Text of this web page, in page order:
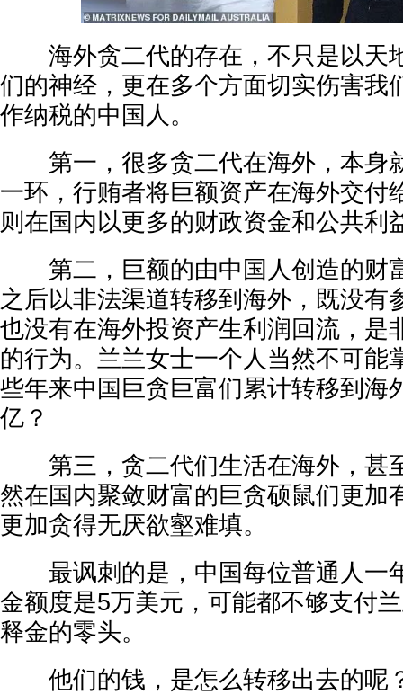
海外贪二代的存在，不只是以天
们的神经，更在多个方面切实伤害我
作纳税的中国人。
第一，很多贪二代在海外，本身
一环，行贿者将巨额资产在海外交付
则在国内以更多的财政资金和公共利
第二，巨额的由中国人创造的财
之后以非法渠道转移到海外，既没有
也没有在海外投资产生利润回流，是
的行为。兰兰女士一个人当然不可能
些年来中国巨贪巨富们累计转移到海
亿？
第三，贪二代们生活在海外，甚
然在国内聚敛财富的巨贪硕鼠们更加
更加贪得无厌欲壑难填。
最讽刺的是，中国每位普通人一
金额度是5万美元，可能都不够支付
释金的零头。
他们的钱，是怎么转移出去的呢